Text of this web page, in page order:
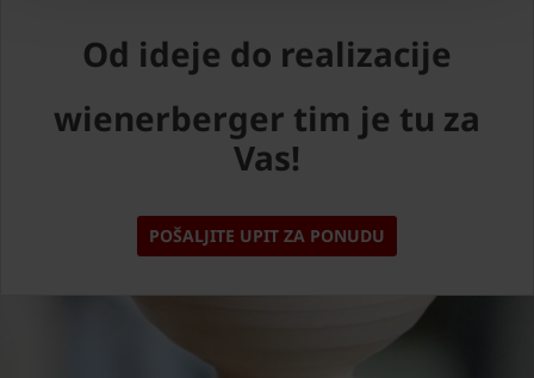
Od ideje do realizacije
wienerberger tim je tu za
Vas!
POŠALJITE UPIT ZA PONUDU